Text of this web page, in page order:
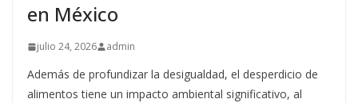
en México
julio 24, 2026 admin
Además de profundizar la desigualdad, el desperdicio de
alimentos tiene un impacto ambiental significativo, al